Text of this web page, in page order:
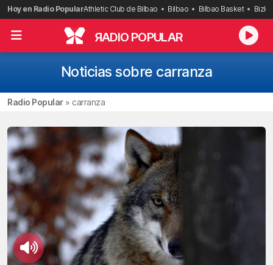
Saltar
al
contenido
Hoy en Radio PopularAthletic Club de Bilbao Bilbao Bilbao Basket
RADIO POPULAR
Noticias sobre carranza
Radio Popular» carranza